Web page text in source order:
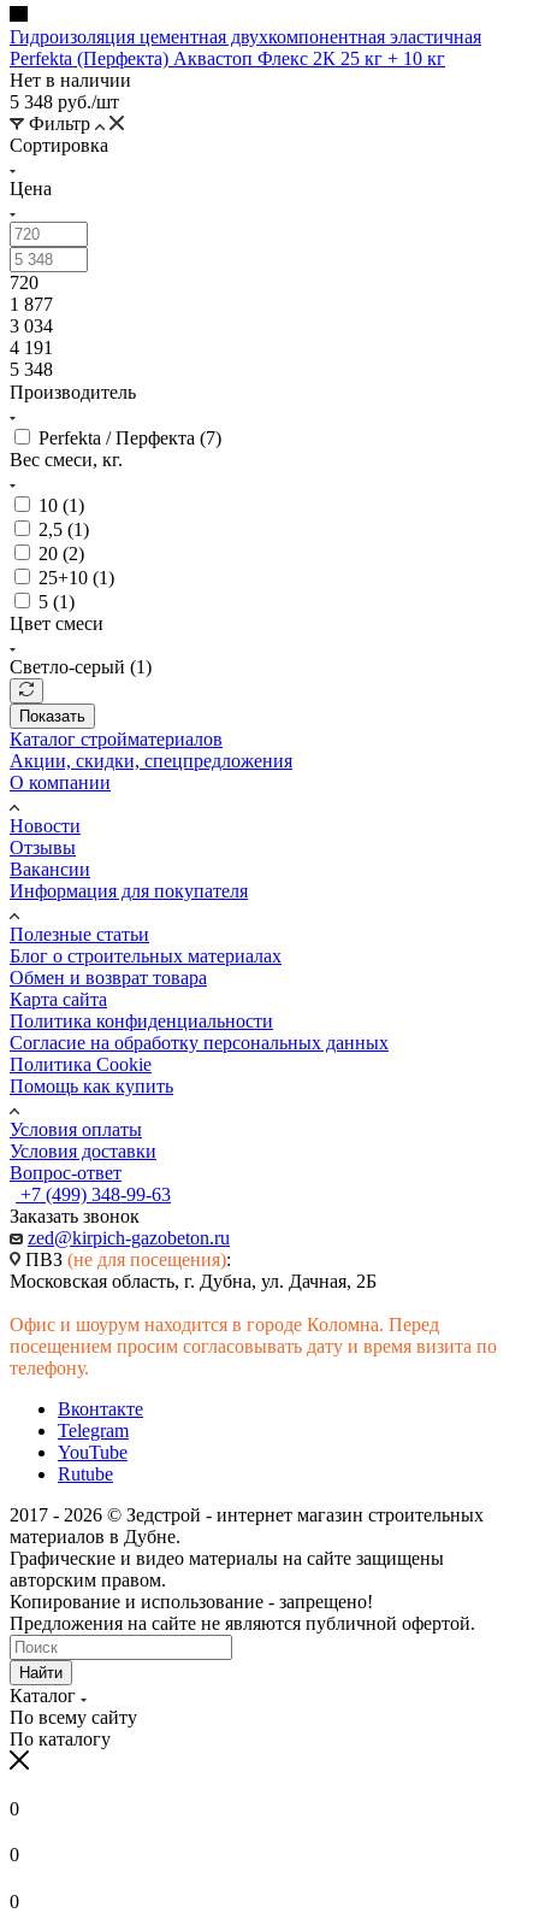
Гидроизоляция цементная двухкомпонентная эластичная
Perfekta (Перфекта) Аквастоп Флекс 2К 25 кг + 10 кг
Нет в наличии
5 348 руб./шт
Фильтр
Сортировка
Цена
720
1 877
3 034
4 191
5 348
Производитель
Perfekta / Перфекта (7)
Вес смеси, кг.
10 (1)
2,5 (1)
20 (2)
25+10 (1)
5 (1)
Цвет смеси
Светло-серый (1)
Показать
Каталог стройматериалов
Акции, скидки, спецпредложения
О компании
Новости
Отзывы
Вакансии
Информация для покупателя
Полезные статьи
Блог о строительных материалах
Обмен и возврат товара
Карта сайта
Политика конфиденциальности
Согласие на обработку персональных данных
Политика Cookie
Помощь как купить
Условия оплаты
Условия доставки
Вопрос-ответ
+7 (499) 348-99-63
Заказать звонок
zed@kirpich-gazobeton.ru
ПВЗ (не для посещения):
Московская область, г. Дубна, ул. Дачная, 2Б
Офис и шоурум находится в городе Коломна. Перед
посещением просим согласовывать дату и время визита по
телефону.
Вконтакте
Telegram
YouTube
Rutube
2017 - 2026 © Зедстрой - интернет магазин строительных
материалов в Дубне.
Графические и видео материалы на сайте защищены
авторским правом.
Копирование и использование - запрещено!
Предложения на сайте не являются публичной офертой.
Найти
Каталог
По всему сайту
По каталогу
0
0
0